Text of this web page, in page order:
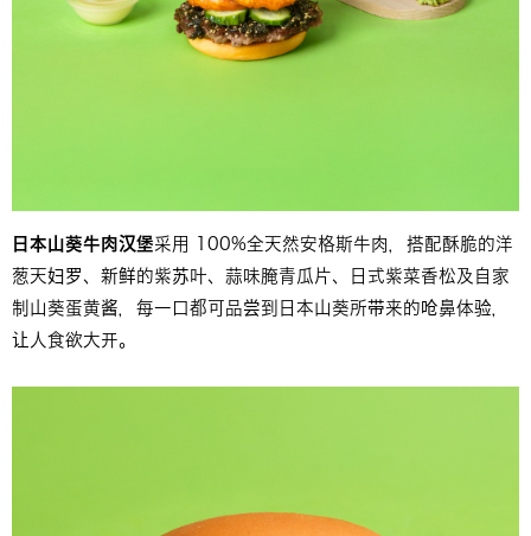
日本山葵牛肉汉堡采用 100%全天然安格斯牛肉，搭配酥脆的洋
葱天妇罗、新鲜的紫苏叶、蒜味腌青瓜片、日式紫菜香松及自家
制山葵蛋黄酱，每一口都可品尝到日本山葵所带来的呛鼻体验，
让人食欲大开。